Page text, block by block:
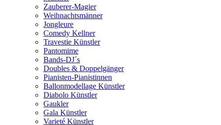
Zauberer-Magier
Weihnachtsmänner
Jongleure
Comedy Kellner
Travestie Künstler
Pantomime
Bands-DJ´s
Doubles & Doppelgänger
Pianisten-Pianistinnen
Ballonmodellage Künstler
Diabolo Künstler
Gaukler
Gala Künstler
Varieté Künstler